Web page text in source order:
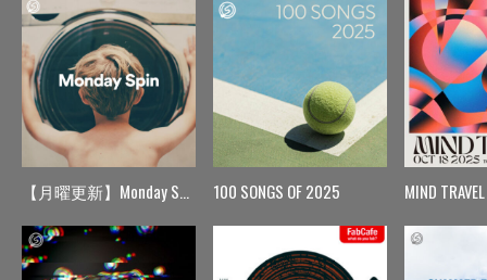
【月曜更新】Monday Spin 100 SONGS OF 2025 MIND TRAVEL